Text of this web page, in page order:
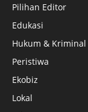
Pilihan Editor
Edukasi
Hukum & Kriminal
Peristiwa
Ekobiz
Lokal